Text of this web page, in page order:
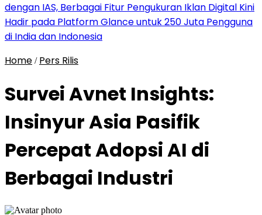
dengan IAS, Berbagai Fitur Pengukuran Iklan Digital Kini
Hadir pada Platform Glance untuk 250 Juta Pengguna
di India dan Indonesia
Home / Pers Rilis
Survei Avnet Insights:
Insinyur Asia Pasifik
Percepat Adopsi AI di
Berbagai Industri